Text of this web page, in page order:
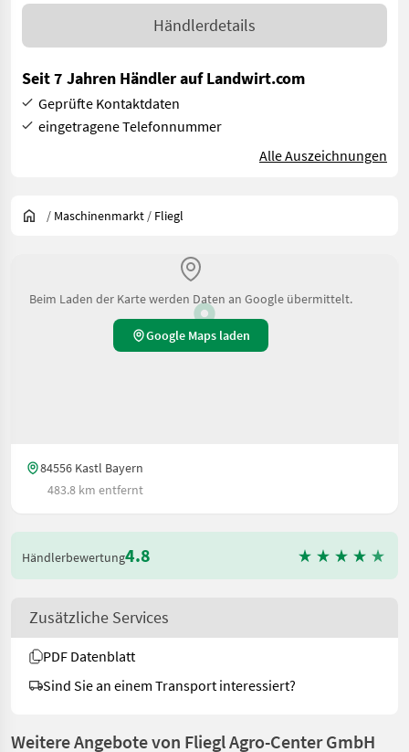
Händlerdetails
Seit 7 Jahren Händler auf Landwirt.com
Geprüfte Kontaktdaten
eingetragene Telefonnummer
Alle Auszeichnungen
/ Maschinenmarkt / Fliegl
Beim Laden der Karte werden Daten an Google übermittelt.
Google Maps laden
84556 Kastl Bayern
483.8 km entfernt
Händlerbewertung4.8
Zusätzliche Services
PDF Datenblatt
Sind Sie an einem Transport interessiert?
Weitere Angebote von Fliegl Agro-Center GmbH